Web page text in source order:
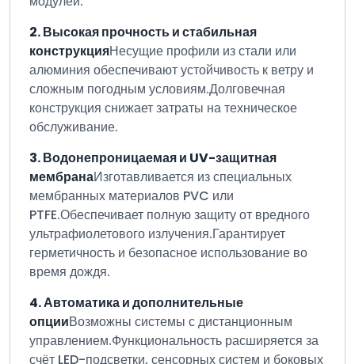
2. Высокая прочность и стабильная
конструкцияНесущие профили из стали или
алюминия обеспечивают устойчивость к ветру и
сложным погодным условиям.Долговечная
конструкция снижает затраты на техническое
обслуживание.
3. Водонепроницаемая и UV-защитная
мембранаИзготавливается из специальных
мембранных материалов PVC или
PTFE.Обеспечивает полную защиту от вредного
ультрафиолетового излучения.Гарантирует
герметичность и безопасное использование во
время дождя.
4. Автоматика и дополнительные
опцииВозможны системы с дистанционным
управлением.Функциональность расширяется за
счёт LED-подсветки, сенсорных систем и боковых